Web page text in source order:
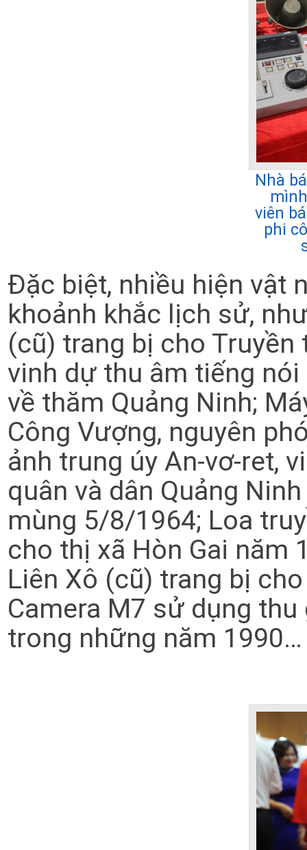
Nhà
viên
phi
Đặc biệt, nhiều hiện vật
khoảnh khắc lịch sử,
(cũ) trang bị cho Truyền
vinh dự thu âm tiếng
về thăm Quảng Ninh;
Công Vượng, nguyên
ảnh trung úy An-vơ-ret,
quân và dân Quảng
mùng 5/8/1964; Loa
cho thị xã Hòn Gai năm
Liên Xô (cũ) trang bị
Camera M7 sử dụng
trong những năm 1990…